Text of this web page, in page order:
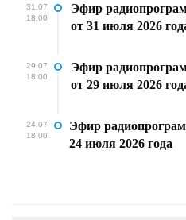
31.07
18:00
Эфир
от 31 июля 2026
29.07
18:00
Эфир
от 29 июля 2026
24.07
18:00
Эфир
24 июля 2026 года